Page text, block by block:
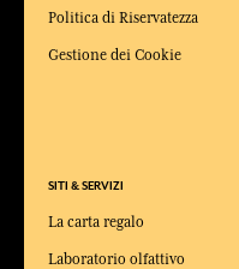
Politica di Riservatezza
Gestione dei Cookie
SITI & SERVIZI
La carta regalo
Laboratorio olfattivo